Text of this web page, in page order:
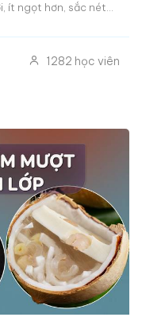
ít ngọt hơn, sắc nét
vê sợi đắt hàng
1282 học viên